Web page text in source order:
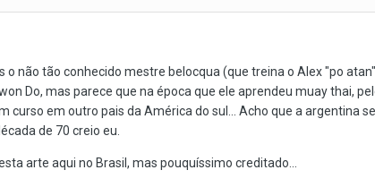
o não tão conhecido mestre belocqua (que treina o Alex "po
Do, mas parece que na época que ele aprendeu muay thai,
em outro pais da América do sul... Acho que a argentina
de 70 creio eu.
arte aqui no Brasil, mas pouquíssimo creditado...